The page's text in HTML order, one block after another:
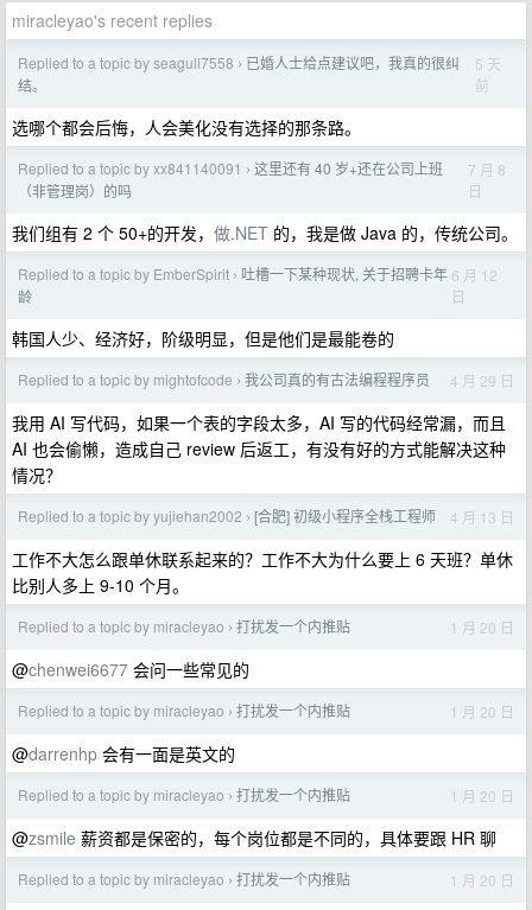
miracleyao's recent replies
Replied to a topic by seagull7558 › 已婚人士给点建议吧，我真的很纠
结。
5 天
前
选哪个都会后悔，人会美化没有选择的那条路。
Replied to a topic by xx841140091 › 这里还有 40 岁+还在公司上班
（非管理岗）的吗
7 月 8
日
我们组有 2 个 50+的开发， 做.NET 的，我是做 Java 的，传统公司。
Replied to a topic by EmberSpirit › 吐槽一下某种现状, 关于招聘卡年
龄
6 月 12
日
韩国人少、经济好，阶级明显，但是他们是最能卷的
Replied to a topic by mightofcode › 我公司真的有古法编程程序员 4 月 29 日
我用 AI 写代码，如果一个表的字段太多，AI 写的代码经常漏，而且
AI 也会偷懒，造成自己 review 后返工，有没有好的方式能解决这种
情况？
Replied to a topic by yujiehan2002 › [合肥] 初级小程序全栈工程师 4 月 13 日
工作不大怎么跟单休联系起来的？工作不大为什么要上 6 天班？单休
比别人多上 9-10 个月。
Replied to a topic by miracleyao › 打扰发一个内推贴 1 月 20 日
@chenwei6677 会问一些常见的
Replied to a topic by miracleyao › 打扰发一个内推贴 1 月 20 日
@darrenhp 会有一面是英文的
Replied to a topic by miracleyao › 打扰发一个内推贴 1 月 20 日
@zsmile 薪资都是保密的，每个岗位都是不同的，具体要跟 HR 聊
Replied to a topic by miracleyao › 打扰发一个内推贴 1 月 20 日